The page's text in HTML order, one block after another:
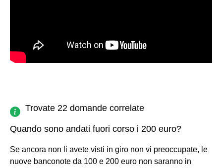
Trovate 22 domande correlate
Quando sono andati fuori corso i 200 euro?
Se ancora non li avete visti in giro non vi preoccupate, le
nuove banconote da 100 e 200 euro non saranno in